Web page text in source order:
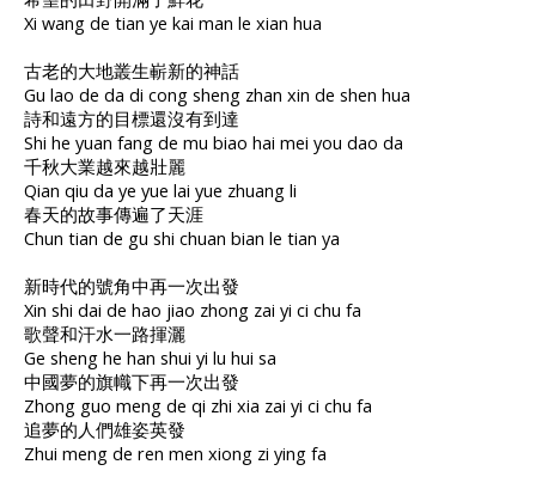
Xi wang de tian ye kai man le xian hua
古老的大地叢生嶄新的神話
Gu lao de da di cong sheng zhan xin de shen hua
詩和遠方的目標還沒有到達
Shi he yuan fang de mu biao hai mei you dao da
千秋大業越來越壯麗
Qian qiu da ye yue lai yue zhuang li
春天的故事傳遍了天涯
Chun tian de gu shi chuan bian le tian ya
新時代的號角中再一次出發
Xin shi dai de hao jiao zhong zai yi ci chu fa
歌聲和汗水一路揮灑
Ge sheng he han shui yi lu hui sa
中國夢的旗幟下再一次出發
Zhong guo meng de qi zhi xia zai yi ci chu fa
追夢的人們雄姿英發
Zhui meng de ren men xiong zi ying fa